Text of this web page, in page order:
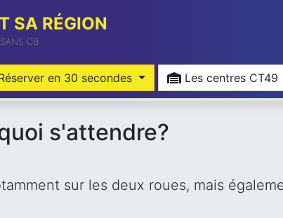
SA RÉGION
CB
en 30 secondes Les centres CT49
s'attendre?
sur les deux roues, mais